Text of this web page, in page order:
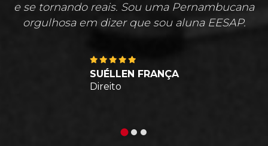
e se tornando reais. Sou uma Pernambucana
orgulhosa em dizer que sou aluna EESAP.
SUÉLLEN FRANÇA
Direito